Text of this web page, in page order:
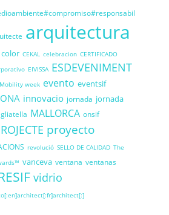
arquitectura
CEKAL celebracion CERTIFICADO
EIVISSA ESDEVENIMENT
week evento eventsif
innovacio jornada jornada
MALLORCA onsif
proyecto
revolució SELLO DE CALIDAD The
vanceva ventana ventanas
vidrio